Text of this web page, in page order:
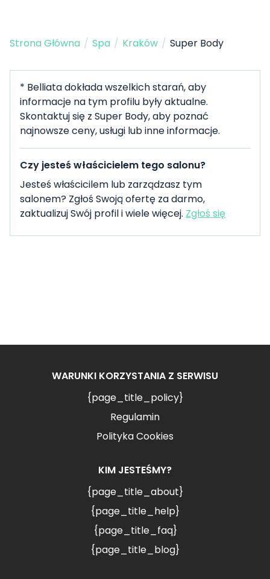
Strona Główna / Spa / Kraków / Super Body
* Belliata dokłada wszelkich starań, aby
informacje na tym profilu były aktualne.
Skontaktuj się z Super Body, aby poznać
najnowsze ceny, usługi lub inne informacje.
Czy jesteś właścicielem tego salonu?
Jesteś właścicilem lub zarządzasz tym
salonem? Zgłoś Swoją ofertę za darmo,
zaktualizuj Swój profil i wiele więcej. Zgłoś się
WARUNKI KORZYSTANIA Z SERWISU
{page_title_policy}
Regulamin
Polityka Cookies
KIM JESTEŚMY?
{page_title_about}
{page_title_help}
{page_title_faq}
{page_title_blog}